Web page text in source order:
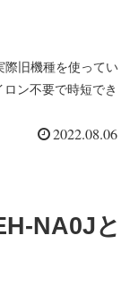
際旧機種を使ってい
ン不要で時短でき
2022.08.06
NA0Jと